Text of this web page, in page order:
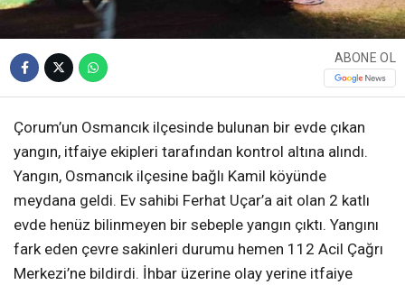
ABONE OL
Çorum’un Osmancık ilçesinde bulunan bir evde çıkan
yangın, itfaiye ekipleri tarafından kontrol altına alındı.
Yangın, Osmancık ilçesine bağlı Kamil köyünde
meydana geldi. Ev sahibi Ferhat Uçar’a ait olan 2 katlı
evde henüz bilinmeyen bir sebeple yangın çıktı. Yangını
fark eden çevre sakinleri durumu hemen 112 Acil Çağrı
Merkezi’ne bildirdi. İhbar üzerine olay yerine itfaiye